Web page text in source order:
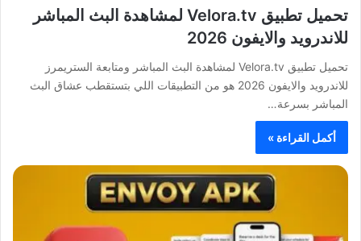
تحميل تطبيق Velora.tv لمشاهدة البث المباشر
للاندرويد والايفون 2026
تحميل تطبيق Velora.tv لمشاهدة البث المباشر ومتابعة الستريمرز
للاندرويد والايفون 2026 هو من التطبيقات اللي بتستقطب عشاق البث
المباشر بسرعة…
أكمل القراءة »